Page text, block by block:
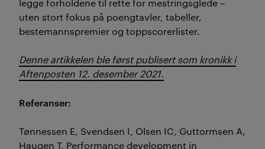
legge forholdene til rette for mestringsglede –
uten stort fokus på poengtavler, tabeller,
bestemannspremier og toppscorerlister.
Denne artikkelen ble først publisert som kronikk i
Aftenposten 12. desember 2021.
Referanser:
Tønnessen E, Svendsen I, Olsen IC, Guttormsen A,
Haugen T. Performance development in